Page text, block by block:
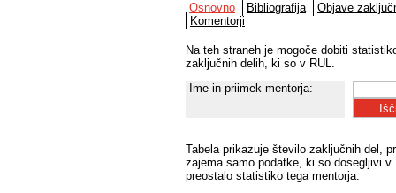
Osnovno
Bibliografija
Objave
Komentorji
Na teh straneh je mogoče dobiti
zaključnih delih, ki so v RUL.
Ime in priimek mentorja:
Tabela prikazuje število zaključnih del,
zajema samo podatke, ki so dosegljivi
preostalo statistiko tega mentorja.